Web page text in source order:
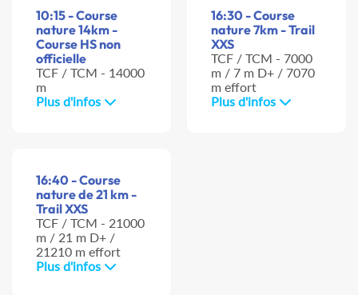
10:15 - Course
nature 14km -
Course HS non
officielle
TCF / TCM - 14000
m
Plus d'infos
16:30 - Course
nature 7km - Trail
XXS
TCF / TCM - 7000
m / 7 m D+ / 7070
m effort
Plus d'infos
16:40 - Course
nature de 21 km -
Trail XXS
TCF / TCM - 21000
m / 21 m D+ /
21210 m effort
Plus d'infos